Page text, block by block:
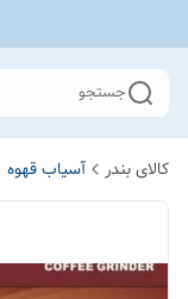
جستجو
کالای بندر آسیاب قهوه